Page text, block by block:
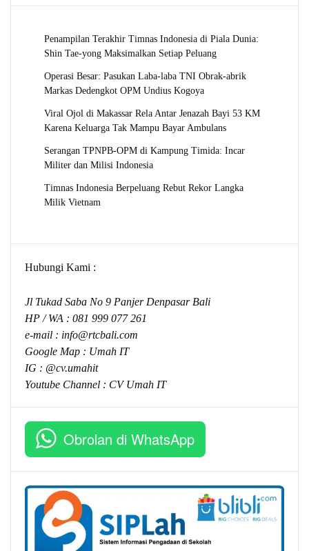
Penampilan Terakhir Timnas Indonesia di Piala Dunia:
Shin Tae-yong Maksimalkan Setiap Peluang
Operasi Besar: Pasukan Laba-laba TNI Obrak-abrik
Markas Dedengkot OPM Undius Kogoya
Viral Ojol di Makassar Rela Antar Jenazah Bayi 53 KM
Karena Keluarga Tak Mampu Bayar Ambulans
Serangan TPNPB-OPM di Kampung Timida: Incar
Militer dan Milisi Indonesia
Timnas Indonesia Berpeluang Rebut Rekor Langka
Milik Vietnam
Hubungi Kami :
Jl Tukad Saba No 9 Panjer Denpasar Bali
HP / WA : 081 999 077 261
e-mail : info@rtcbali.com
Google Map : Umah IT
IG : @cv.umahit
Youtube Channel : CV Umah IT
Obrolan di WhatsApp